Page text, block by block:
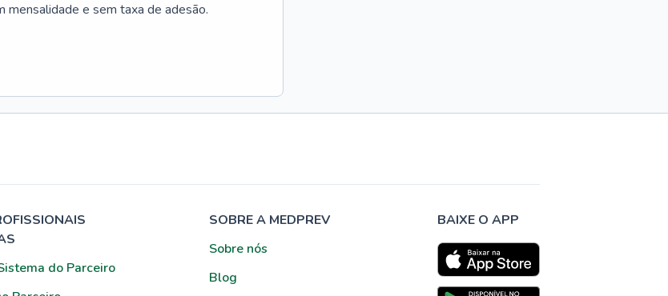
mensalidade e sem taxa de adesão.
do Parceiro
SOBRE A MEDPREV
Sobre nós
Blog
BAIXE O APP